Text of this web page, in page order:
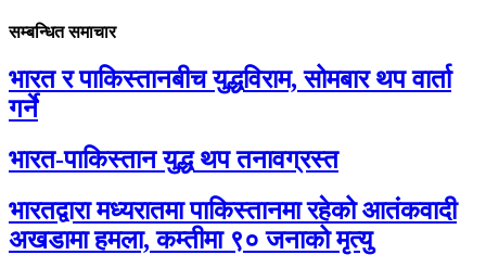
सम्बन्धित समाचार
भारत र पाकिस्तानबीच युद्धविराम, सोमबार थप वार्ता
गर्ने
भारत-पाकिस्तान युद्ध थप तनावग्रस्त
भारतद्वारा मध्यरातमा पाकिस्तानमा रहेको आतंकवादी
अखडामा हमला, कम्तीमा ९० जनाको मृत्यु